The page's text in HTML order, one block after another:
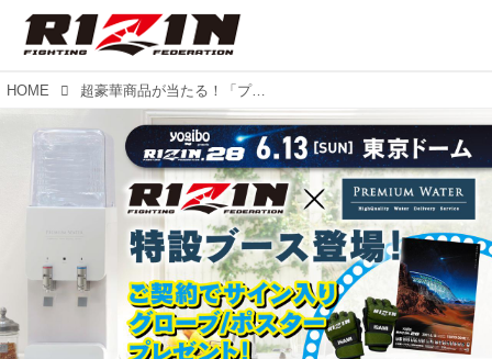
HOME 超豪華商品が当たる！「プレミアムウォーター×RIZIN」特別販売ブースがRIZIN.28東京ドーム大会に出店決定！